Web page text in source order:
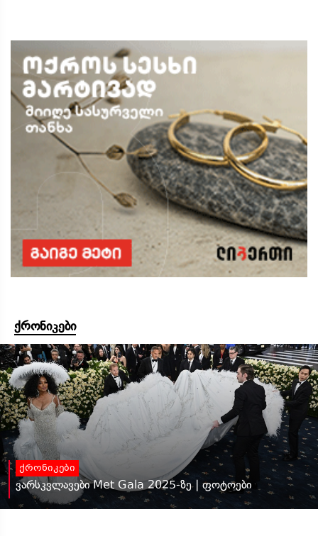
ქრონიკები
ქრონიკები
ვარსკვლავები Met Gala 2025-ზე | ფოტოები